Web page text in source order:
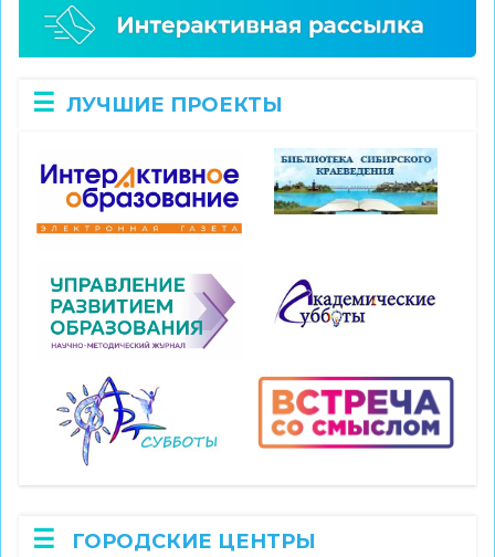
ЛУЧШИЕ ПРОЕКТЫ
ГОРОДСКИЕ ЦЕНТРЫ